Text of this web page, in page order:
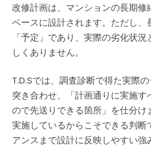
改修計画は、マンションの長期
ベースに設計されます。ただし
「予定」であり、実際の劣化状
しくありません。
T.D.Sでは、調査診断で得た実際
突き合わせ、「計画通りに実施
ので先送りできる箇所」を仕分
実施しているからこそできる判断
アンスまで設計に反映しやすい強